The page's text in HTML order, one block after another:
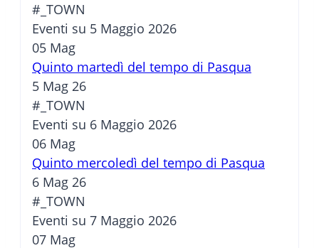
#_TOWN
Eventi su 5 Maggio 2026
05 Mag
Quinto martedì del tempo di Pasqua
5 Mag 26
#_TOWN
Eventi su 6 Maggio 2026
06 Mag
Quinto mercoledì del tempo di Pasqua
6 Mag 26
#_TOWN
Eventi su 7 Maggio 2026
07 Mag